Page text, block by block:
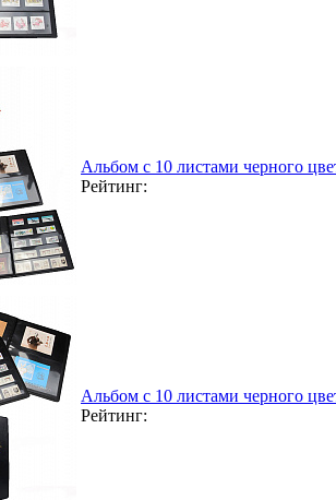
Альбом с 10 листами черного
Рейтинг:
Альбом с 10 листами черного
Рейтинг: